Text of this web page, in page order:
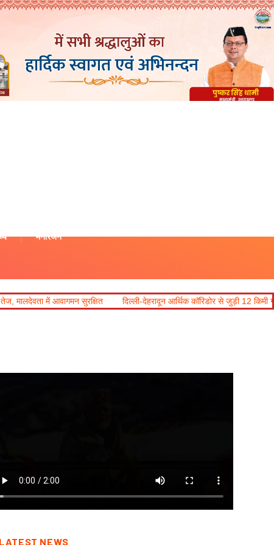
मनोरंजन
सुरक्षित दिल्ली-देहरादून आर्थिक कॉरिडोर से जुड़ी 12 किमी ग्रीनफील्ड बाईपास
LATEST NEWS